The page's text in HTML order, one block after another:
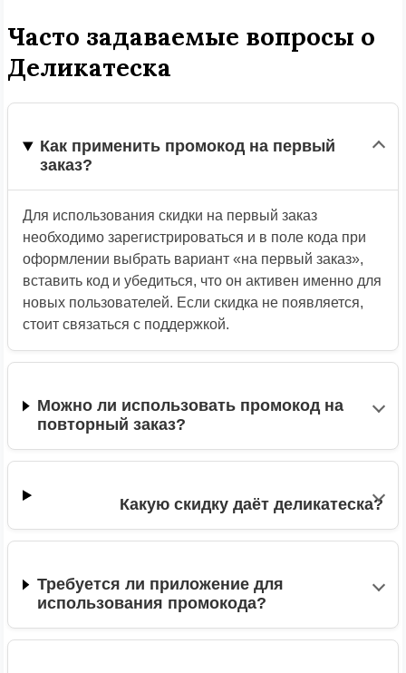
Часто задаваемые вопросы о
Деликатеска
Как применить промокод на первый
заказ?
Для использования скидки на первый заказ
необходимо зарегистрироваться и в поле кода при
оформлении выбрать вариант «на первый заказ»,
вставить код и убедиться, что он активен именно для
новых пользователей. Если скидка не появляется,
стоит связаться с поддержкой.
Можно ли использовать промокод на
повторный заказ?
Какую скидку даёт деликатеска?
Требуется ли приложение для
использования промокода?